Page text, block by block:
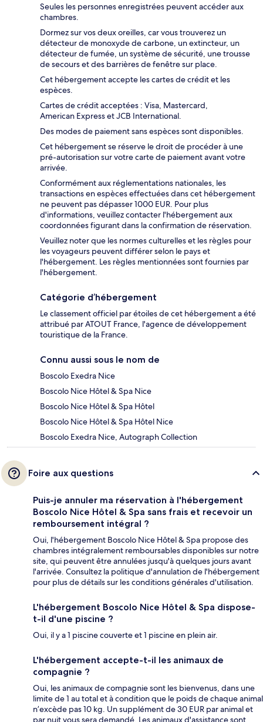
Seules les personnes enregistrées peuvent accéder aux
chambres.
Dormez sur vos deux oreilles, car vous trouverez un
détecteur de monoxyde de carbone, un extincteur, un
détecteur de fumée, un système de sécurité, une trousse
de secours et des barrières de fenêtre sur place.
Cet hébergement accepte les cartes de crédit et les
espèces.
Cartes de crédit acceptées : Visa, Mastercard,
American Express et JCB International.
Des modes de paiement sans espèces sont disponibles.
Cet hébergement se réserve le droit de procéder à une
pré-autorisation sur votre carte de paiement avant votre
arrivée.
Conformément aux réglementations nationales, les
transactions en espèces effectuées dans cet hébergement
ne peuvent pas dépasser 1000 EUR. Pour plus
d'informations, veuillez contacter l'hébergement aux
coordonnées figurant dans la confirmation de réservation.
Veuillez noter que les normes culturelles et les règles pour
les voyageurs peuvent différer selon le pays et
l'hébergement. Les règles mentionnées sont fournies par
l'hébergement.
Catégorie d’hébergement
Le classement officiel par étoiles de cet hébergement a été
attribué par ATOUT France, l'agence de développement
touristique de la France.
Connu aussi sous le nom de
Boscolo Exedra Nice
Boscolo Nice Hôtel & Spa Nice
Boscolo Nice Hôtel & Spa Hôtel
Boscolo Nice Hôtel & Spa Hôtel Nice
Boscolo Exedra Nice, Autograph Collection
Foire aux questions
Puis-je annuler ma réservation à l'hébergement
Boscolo Nice Hôtel & Spa sans frais et recevoir un
remboursement intégral ?
Oui, l'hébergement Boscolo Nice Hôtel & Spa propose des
chambres intégralement remboursables disponibles sur notre
site, qui peuvent être annulées jusqu'à quelques jours avant
l'arrivée. Consultez la politique d'annulation de l'hébergement
pour plus de détails sur les conditions générales d'utilisation.
L'hébergement Boscolo Nice Hôtel & Spa dispose-
t-il d'une piscine ?
Oui, il y a 1 piscine couverte et 1 piscine en plein air.
L'hébergement accepte-t-il les animaux de
compagnie ?
Oui, les animaux de compagnie sont les bienvenus, dans une
limite de 1 au total et à condition que le poids de chaque animal
n’excède pas 10 kg. Un supplément de 30 EUR par animal et
par nuit vous sera demandé. Les animaux d'assistance sont